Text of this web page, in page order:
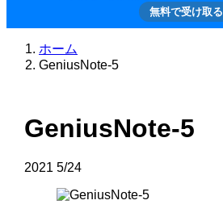
無料で受け取る
ホーム
GeniusNote-5
GeniusNote-5
2021 5/24